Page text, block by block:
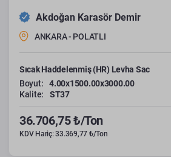
Akdoğan Karasör Demir
ANKARA - POLATLI
Sıcak Haddelenmiş (HR) Levha Sac
Boyut:
4.00x1500.00x3000.00
Kalite:
ST37
36.706,75 ₺/Ton
KDV Hariç: 33.369,77 ₺/Ton